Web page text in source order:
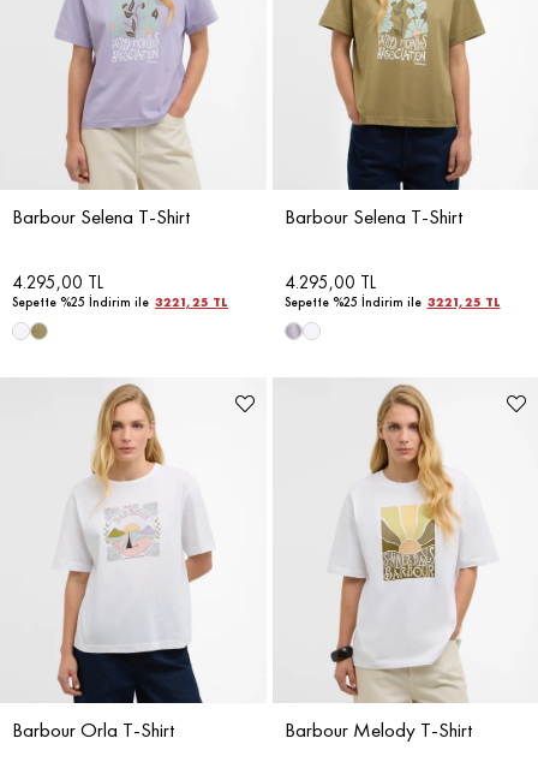
Barbour Selena T-Shirt
4.295,00 TL
Sepette %25 İndirim ile 3221,25 TL
Barbour Selena T-Shirt
4.295,00 TL
Sepette %25 İndirim ile 3221,25 TL
Barbour Orla T-Shirt Barbour Melody T-Shirt